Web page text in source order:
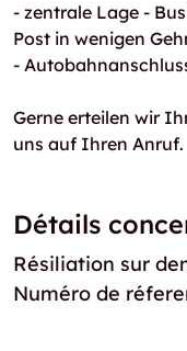
- zentrale Lage -
Post in wenigen
-
Gerne erteilen wir
uns auf Ihren Anruf.
Détails
Résiliation sur
Numéro de